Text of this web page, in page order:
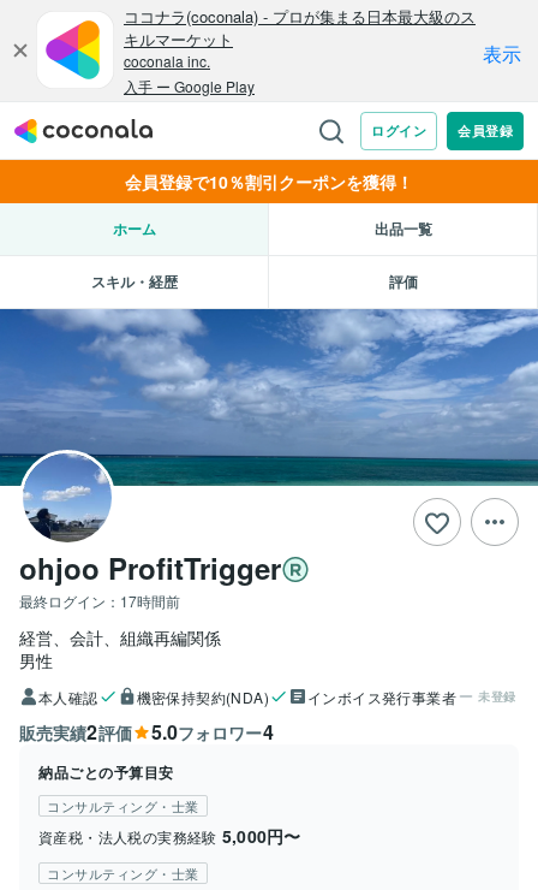
会員登録で10％割引クーポンを獲得！
ホーム 出品一覧
スキル・経歴 評価
ohjoo ProfitTrigger
最終ログイン： 17時間前
経営、会計、組織再編関係
男性
本人確認 機密保持契約(NDA) インボイス発行事業者 未登録
販売実績2評価 5.0フォロワー4
納品ごとの予算目安
コンサルティング・士業
資産税・法人税の実務経験 5,000円〜
コンサルティング・士業